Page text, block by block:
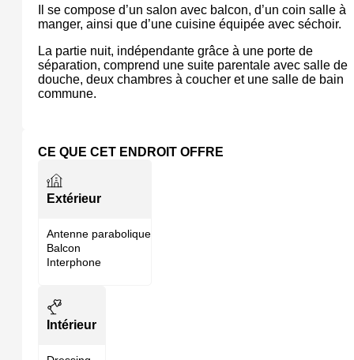
Il se compose d’un salon avec balcon, d’un coin salle à
manger, ainsi que d’une cuisine équipée avec séchoir.
La partie nuit, indépendante grâce à une porte de
séparation, comprend une suite parentale avec salle de
douche, deux chambres à coucher et une salle de bain
commune.
CE QUE CET ENDROIT OFFRE
Extérieur
Antenne parabolique
Balcon
Interphone
Intérieur